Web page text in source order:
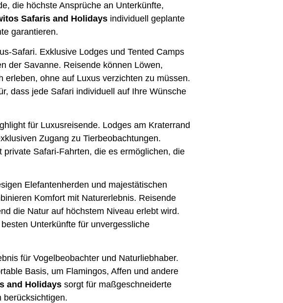
die höchste Ansprüche an Unterkünfte,
Safaris and Holidays individuell geplante
garantieren.
Safari. Exklusive Lodges und Tented Camps
der Savanne. Reisende können Löwen,
erleben, ohne auf Luxus verzichten zu müssen.
dass jede Safari individuell auf Ihre Wünsche
für Luxusreisende. Lodges am Kraterrand
Zugang zu Tierbeobachtungen.
private Safari-Fahrten, die es ermöglichen, die
Elefantenherden und majestätischen
Komfort mit Naturerlebnis. Reisende
die Natur auf höchstem Niveau erlebt wird.
Unterkünfte für unvergessliche
für Vogelbeobachter und Naturliebhaber.
Basis, um Flamingos, Affen und andere
and Holidays sorgt für maßgeschneiderte
berücksichtigen.